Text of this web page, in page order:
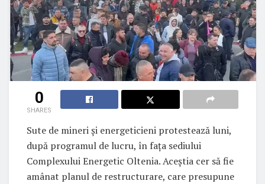
0
SHARES
Sute de mineri și energeticieni protestează luni,
după programul de lucru, în fața sediului
Complexului Energetic Oltenia. Aceștia cer să fie
amânat planul de restructurare, care presupune